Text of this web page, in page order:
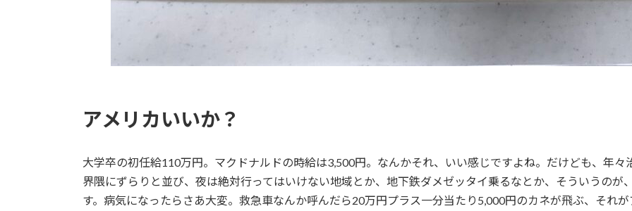
アメリカいいか？
大学卒の初任給110万円。マクドナルドの時給は3,500円。なんかそれ、いい感じですよね。だけども、年
界隈にずらりと並び、夜は絶対行ってはいけない地域とか、地下鉄ダメゼッタイ乗るなとか、そういうのが
す。病気になったらさあ大変。救急車なんか呼んだら20万円プラス一分当たり5,000円のカネが飛ぶ、それ